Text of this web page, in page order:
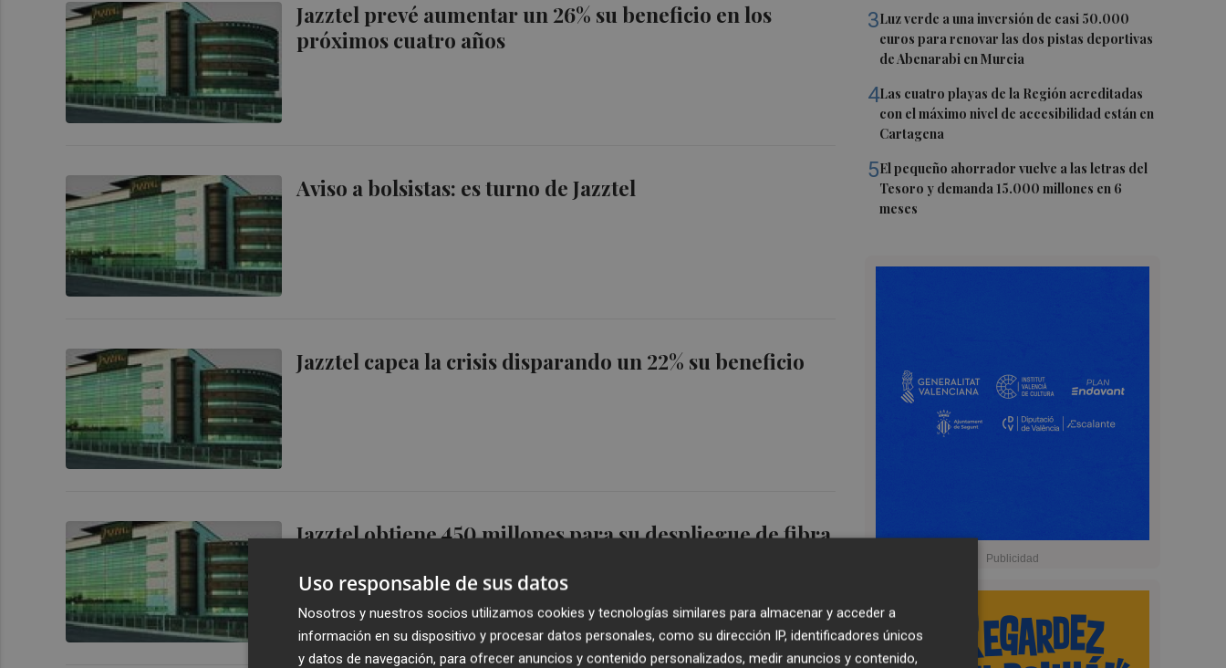
Jazztel prevé aumentar un 26% su beneficio en los
próximos cuatro años
Aviso a bolsistas: es turno de Jazztel
Jazztel capea la crisis disparando un 22% su beneficio
Jazztel obtiene 450 millones para su despliegue de fibra
3Luz verde a una inversión de casi 50.000
euros para renovar las dos pistas deportivas
de Abenarabi en Murcia
4Las cuatro playas de la Región acreditadas
con el máximo nivel de accesibilidad están en
Cartagena
5El pequeño ahorrador vuelve a las letras del
Tesoro y demanda 15.000 millones en 6
meses
Uso responsable de sus datos
Nosotros y nuestros socios utilizamos cookies y tecnologías similares para almacenar y acceder a
información en su dispositivo y procesar datos personales, como su dirección IP, identificadores únicos
y datos de navegación, para ofrecer anuncios y contenido personalizados, medir anuncios y contenido,